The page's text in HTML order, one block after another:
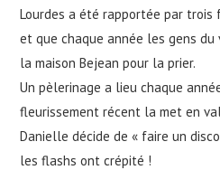
Lourdes a été rapportée par trois
et que chaque année les gens
la maison Bejean pour la prier.
Un pèlerinage a lieu chaque
fleurissement récent la met en
Danielle décide de « faire un
les flashs ont crépité !